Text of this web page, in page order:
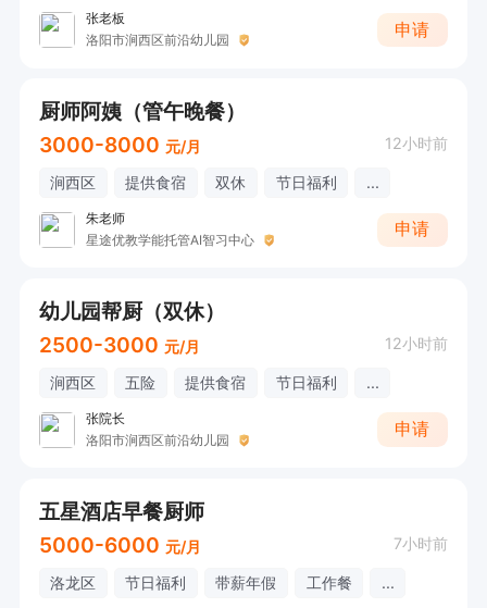
张老板
洛阳市涧西区前沿幼儿园
申请
厨师阿姨（管午晚餐）
3000-8000 元/月 12小时前
涧西区 提供食宿 双休 节日福利 ...
朱老师
星途优教学能托管AI智习中心
申请
幼儿园帮厨（双休）
2500-3000 元/月 12小时前
涧西区 五险 提供食宿 节日福利 ...
张院长
洛阳市涧西区前沿幼儿园
申请
五星酒店早餐厨师
5000-6000 元/月 7小时前
洛龙区 节日福利 带薪年假 工作餐 ...